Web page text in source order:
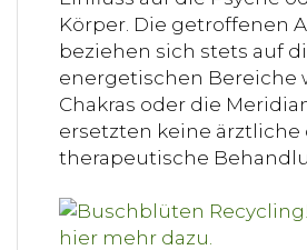
Körper. Die getroffenen
beziehen sich stets auf
energetischen Bereiche
Chakras oder die
ersetzten keine ärztliche
therapeutische